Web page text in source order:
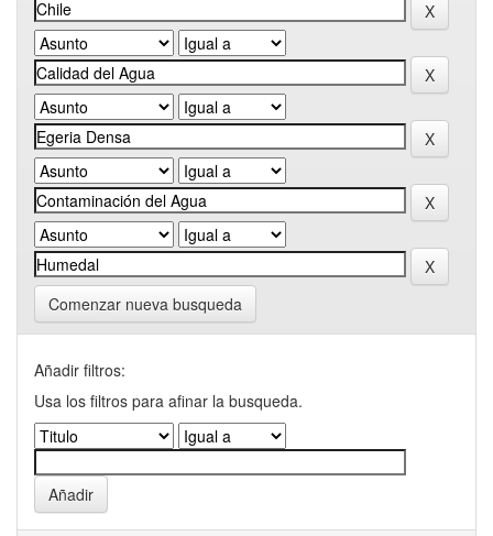
Comenzar nueva busqueda
Añadir filtros:
Usa los filtros para afinar la busqueda.